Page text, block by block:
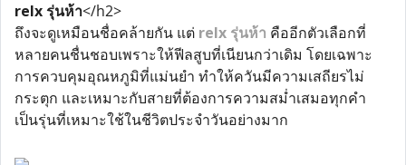
relx รุ่นห้า</h2>
ถึงจะดูเหมือนชื่อคล้ายกัน แต่ relx รุ่นห้า คืออีกตัวเลือกที่
หลายคนชื่นชอบเพราะให้ฟีลสูบที่เนียนกว่าเดิม โดยเฉพาะ
การควบคุมอุณหภูมิที่แม่นยำ ทำให้ควันมีความเสถียรไม่
กระตุก และเหมาะกับสายที่ต้องการความสม่ำเสมอทุกคำ
เป็นรุ่นที่เหมาะใช้ในชีวิตประจำวันอย่างมาก